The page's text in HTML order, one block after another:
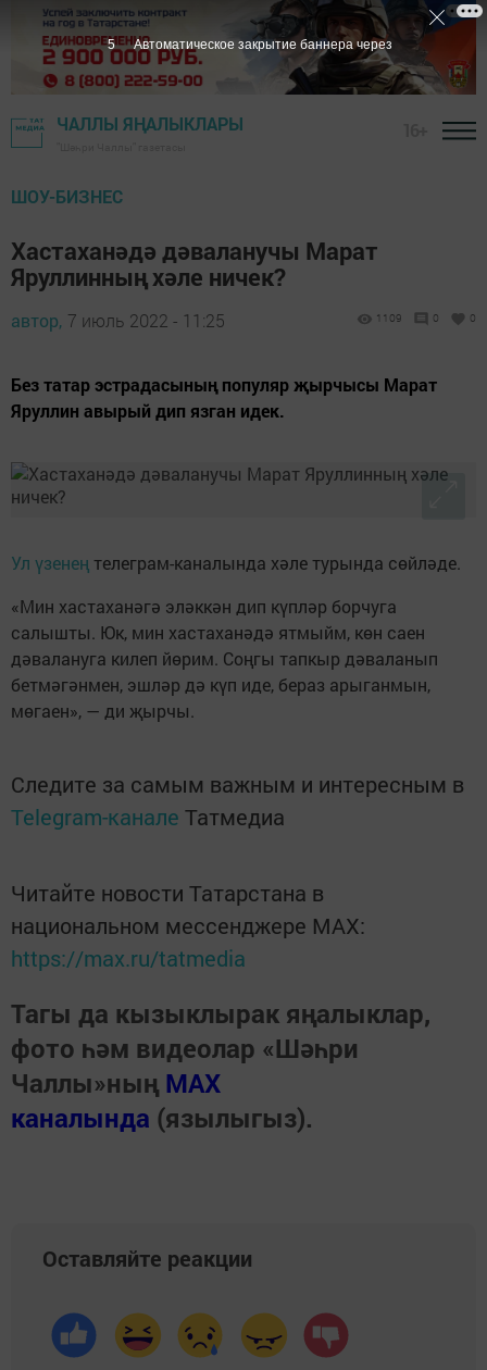
ЧАЛЛЫ ЯҢАЛЫКЛАРЫ
ШОУ-БИЗНЕС
Хастаханәдә дәваланучы Марат
Яруллинның хәле ничек?
автор, 7 июль 2022 - 11:25 1109 0 0
Без татар эстрадасының популяр җырчысы Марат
Яруллин авырый дип язган идек.
Ул үзенеңтелеграм-каналында хәле турында сөйләде.
«Мин хастаханәгә эләккән дип күпләр борчуга
салышты. Юк, мин хастаханәдә ятмыйм, көн саен
дәвалануга килеп йөрим. Соңгы тапкыр дәваланып
бетмәгәнмен, эшләр дә күп иде, бераз арыганмын,
мөгаен», — ди җырчы.
Следите за самым важным и интересным в
Telegram-канале Татмедиа
Читайте новости Татарстана в
национальном мессенджере MАХ:
https://max.ru/tatmedia
Тагы да кызыклырак яңалыклар,
фото һәм видеолар «Шәһри
Чаллы»ның MAX
каналында (язылыгыз).
Оставляйте реакции
4 Автоматическое закрытие баннера через